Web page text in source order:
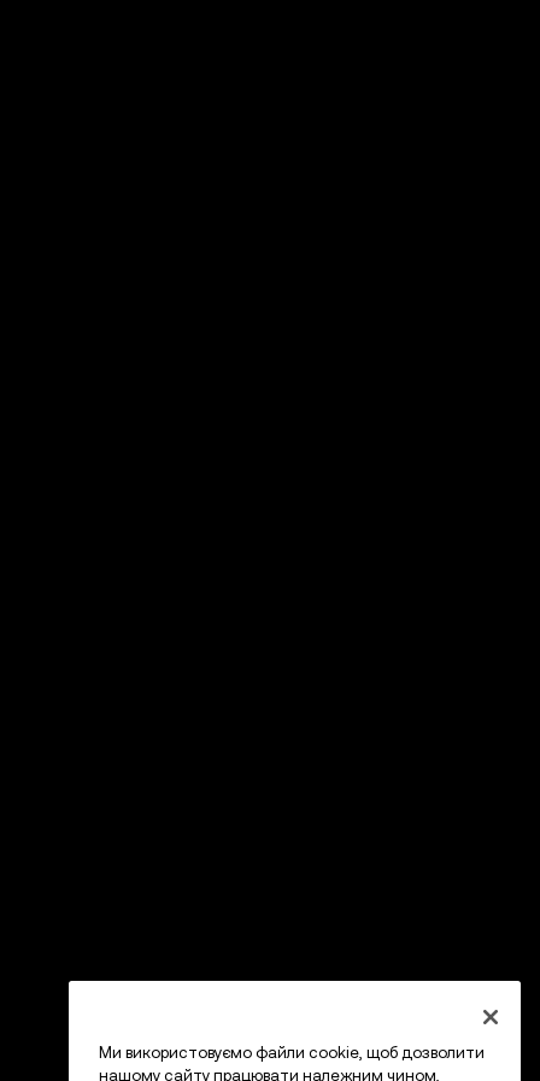
Ми використовуємо файли cookie, щоб дозволити
нашому сайту працювати належним чином,